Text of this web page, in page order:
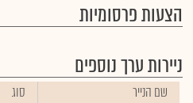
הצעות פרסומיות
ניירות ערך נוספים
שם הנייר סוג